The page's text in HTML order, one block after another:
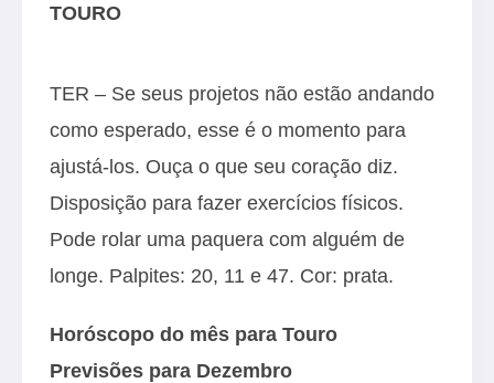
TOURO
TER – Se seus projetos não estão andando
como esperado, esse é o momento para
ajustá-los. Ouça o que seu coração diz.
Disposição para fazer exercícios físicos.
Pode rolar uma paquera com alguém de
longe. Palpites: 20, 11 e 47. Cor: prata.
Horóscopo do mês para Touro
Previsões para Dezembro